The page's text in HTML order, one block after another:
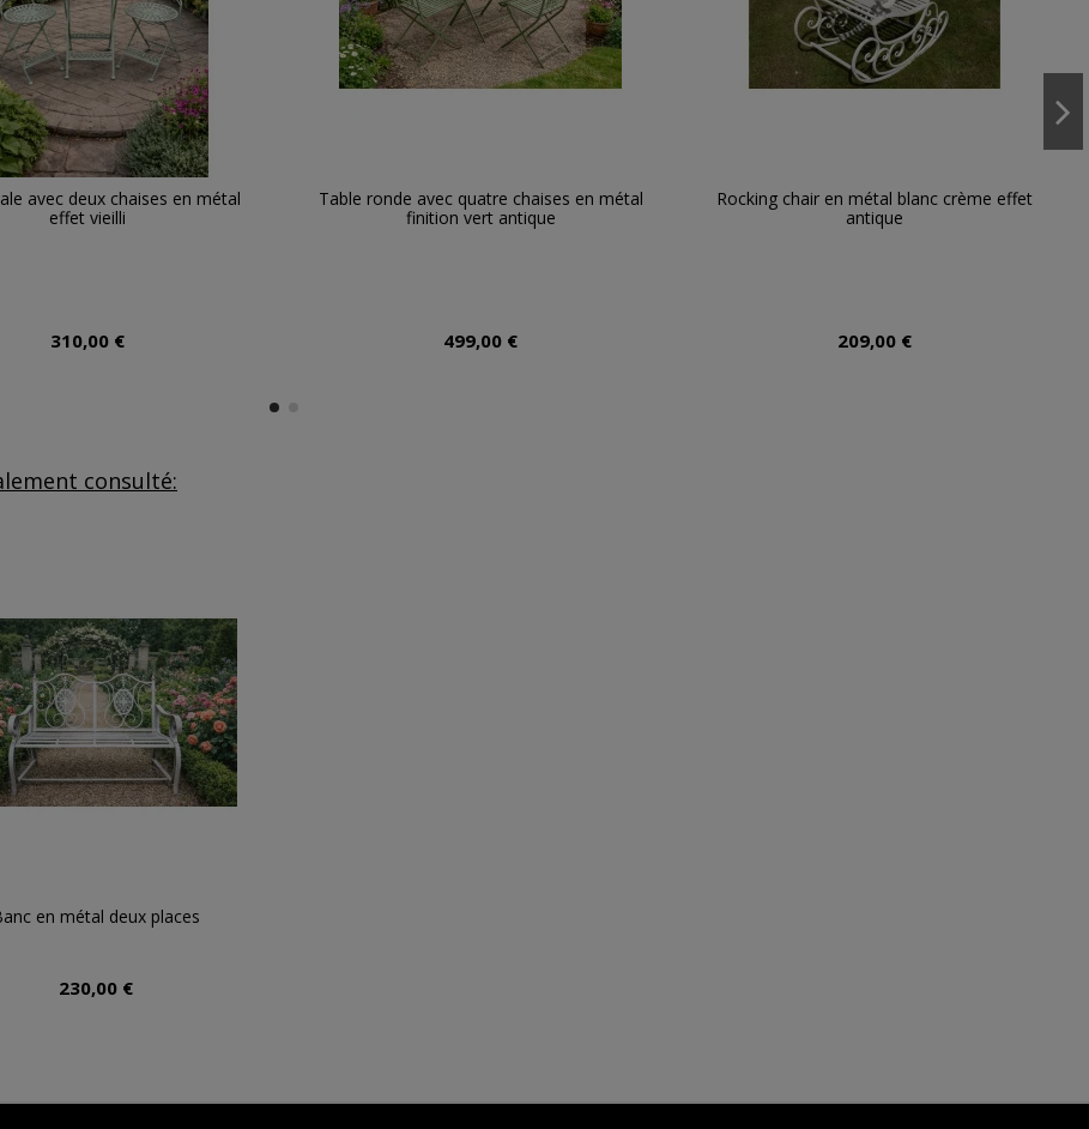
avec deux chaises en métal
effet vieilli
310,00 €
Table ronde avec quatre chaises en métal
finition vert antique
499,00 €
Rocking chair en métal blanc crème effet
antique
209,00 €
consulté:
en métal deux places
230,00 €